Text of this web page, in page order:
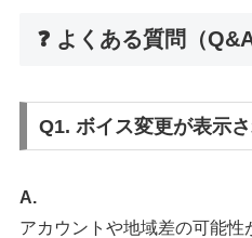
❓ よくある質問（Q&A
Q1. ボイス変更が表示
A.
アカウントや地域差の可能性